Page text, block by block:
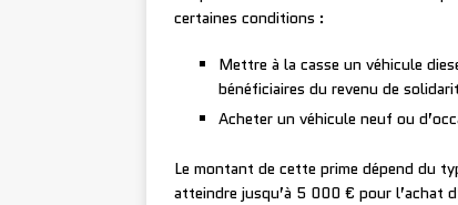
certaines conditions :
Mettre à la casse un véhicule
bénéficiaires du revenu de
Acheter un véhicule neuf ou
Le montant de cette prime dépend du
atteindre jusqu’à 5 000 € pour l’achat